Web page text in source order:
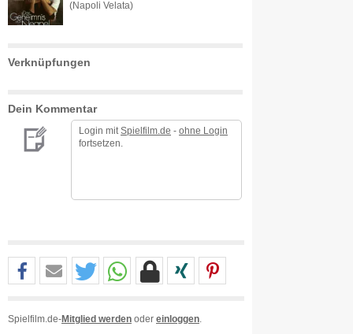
(Napoli Velata)
Verknüpfungen
Dein Kommentar
Login mit Spielfilm.de - ohne Login
fortsetzen.
Spielfilm.de-Mitglied werden oder einloggen